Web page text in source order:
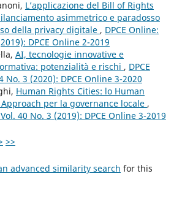
L’applicazione del Bill of Rights
asimmetrico e paradosso
della privacy digitale , DPCE Online:
DPCE Online 2-2019
AI, tecnologie innovative e
potenzialità e rischi , DPCE
No. 3 (2020): DPCE Online 3-2020
Human Rights Cities: lo Human
per la governance locale ,
40 No. 3 (2019): DPCE Online 3-2019
>>
advanced similarity search for this